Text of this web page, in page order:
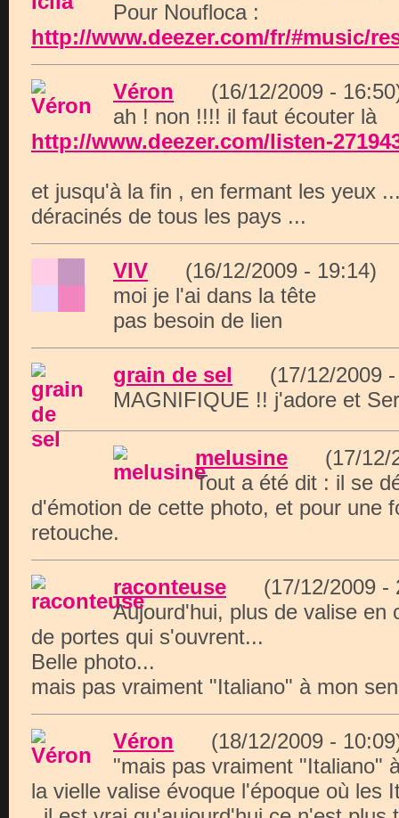
Pour Noufloca :
http://www.deezer.com/fr/#music/
Véron (16/12/2009 -
ah ! non !!!! il faut écouter là
http://www.deezer.com/listen-
et jusqu'à la fin , en fermant les yeux
déracinés de tous les pays ...
VIV (16/12/2009 -
moi je l'ai dans la tête
pas besoin de lien
grain de sel (17/12/2009
MAGNIFIQUE !! j'adore et
melusine (17/12/
Tout a été dit : il se
d'émotion de cette photo, et pour une
retouche.
raconteuse (17/12/2009
Aujourd'hui, plus de valise en
de portes qui s'ouvrent...
Belle photo...
mais pas vraiment "Italiano" à mon
Véron (18/12/2009 -
"mais pas vraiment "Italiano"
la vielle valise évoque l'époque où les